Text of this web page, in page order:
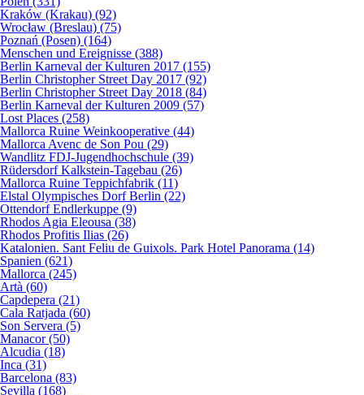
Kraków (Krakau) (92)
Wrocław (Breslau) (75)
Poznań (Posen) (164)
Menschen und Ereignisse (388)
Berlin Karneval der Kulturen 2017 (155)
Berlin Christopher Street Day 2017 (92)
Berlin Christopher Street Day 2018 (84)
Berlin Karneval der Kulturen 2009 (57)
Lost Places (258)
Mallorca Ruine Weinkooperative (44)
Mallorca Avenc de Son Pou (29)
Wandlitz FDJ-Jugendhochschule (39)
Rüdersdorf Kalkstein-Tagebau (26)
Mallorca Ruine Teppichfabrik (11)
Elstal Olympisches Dorf Berlin (22)
Ottendorf Endlerkuppe (9)
Rhodos Agia Eleousa (38)
Rhodos Profitis Ilias (26)
Katalonien. Sant Feliu de Guixols. Park Hotel Panorama (14)
Spanien (621)
Mallorca (245)
Artà (60)
Capdepera (21)
Cala Ratjada (60)
Son Servera (5)
Manacor (50)
Alcudia (18)
Inca (31)
Barcelona (83)
Sevilla (168)